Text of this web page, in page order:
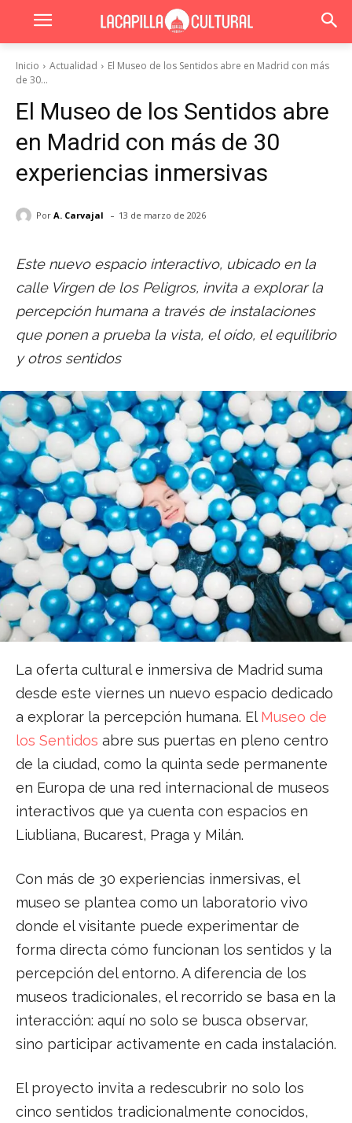
Inicio Actualidad
El Museo de los Sentidos abre en Madrid con más
de 30...
El Museo de los Sentidos abre
en Madrid con más de 30
experiencias inmersivas
Por A. Carvajal - 13 de marzo de 2026
Este nuevo espacio interactivo, ubicado en la
calle Virgen de los Peligros, invita a explorar la
percepción humana a través de instalaciones
que ponen a prueba la vista, el oído, el equilibrio
y otros sentidos
La oferta cultural e inmersiva de Madrid suma
desde este viernes un nuevo espacio dedicado
a explorar la percepción humana. El Museo de
los Sentidos abre sus puertas en pleno centro
de la ciudad, como la quinta sede permanente
en Europa de una red internacional de museos
interactivos que ya cuenta con espacios en
Liubliana, Bucarest, Praga y Milán.
Con más de 30 experiencias inmersivas, el
museo se plantea como un laboratorio vivo
donde el visitante puede experimentar de
forma directa cómo funcionan los sentidos y la
percepción del entorno. A diferencia de los
museos tradicionales, el recorrido se basa en la
interacción: aquí no solo se busca observar,
sino participar activamente en cada instalación.
El proyecto invita a redescubrir no solo los
cinco sentidos tradicionalmente conocidos,